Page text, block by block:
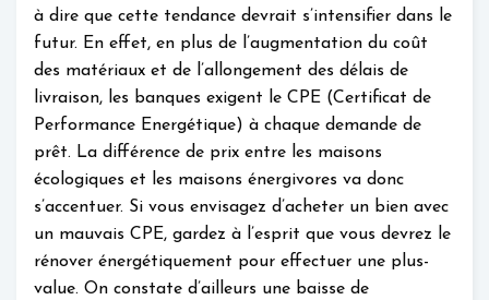
à dire que cette tendance devrait s’intensifier dans le
futur. En effet, en plus de l’augmentation du coût
des matériaux et de l’allongement des délais de
livraison, les banques exigent le CPE (Certificat de
Performance Energétique) à chaque demande de
prêt. La différence de prix entre les maisons
écologiques et les maisons énergivores va donc
s’accentuer. Si vous envisagez d’acheter un bien avec
un mauvais CPE, gardez à l’esprit que vous devrez le
rénover énergétiquement pour effectuer une plus-
value. On constate d’ailleurs une baisse de